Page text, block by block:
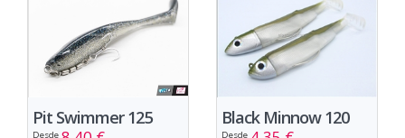
Pit Swimmer 125
Desde
Black Minnow 120
Desde